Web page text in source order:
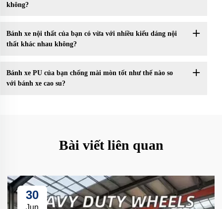
không?
Bánh xe nội thất của bạn có vừa với nhiều kiểu dáng nội
thất khác nhau không?
Bánh xe PU của bạn chống mài mòn tốt như thế nào so
với bánh xe cao su?
Bài viết liên quan
30
Jun